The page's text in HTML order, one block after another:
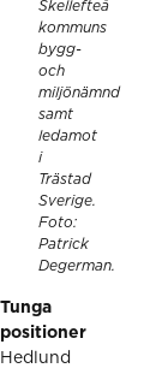
Skellefteå
kommuns
bygg-
och
miljönämnd
samt
ledamot
i
Trästad
Sverige.
Foto:
Patrick
Degerman.
Tunga
positioner
Hedlund